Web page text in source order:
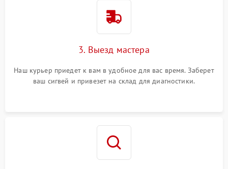
3. Выезд мастера
Наш курьер приедет к вам в удобное для вас время. Заберет
ваш сигвей и привезет на склад для диагностики.